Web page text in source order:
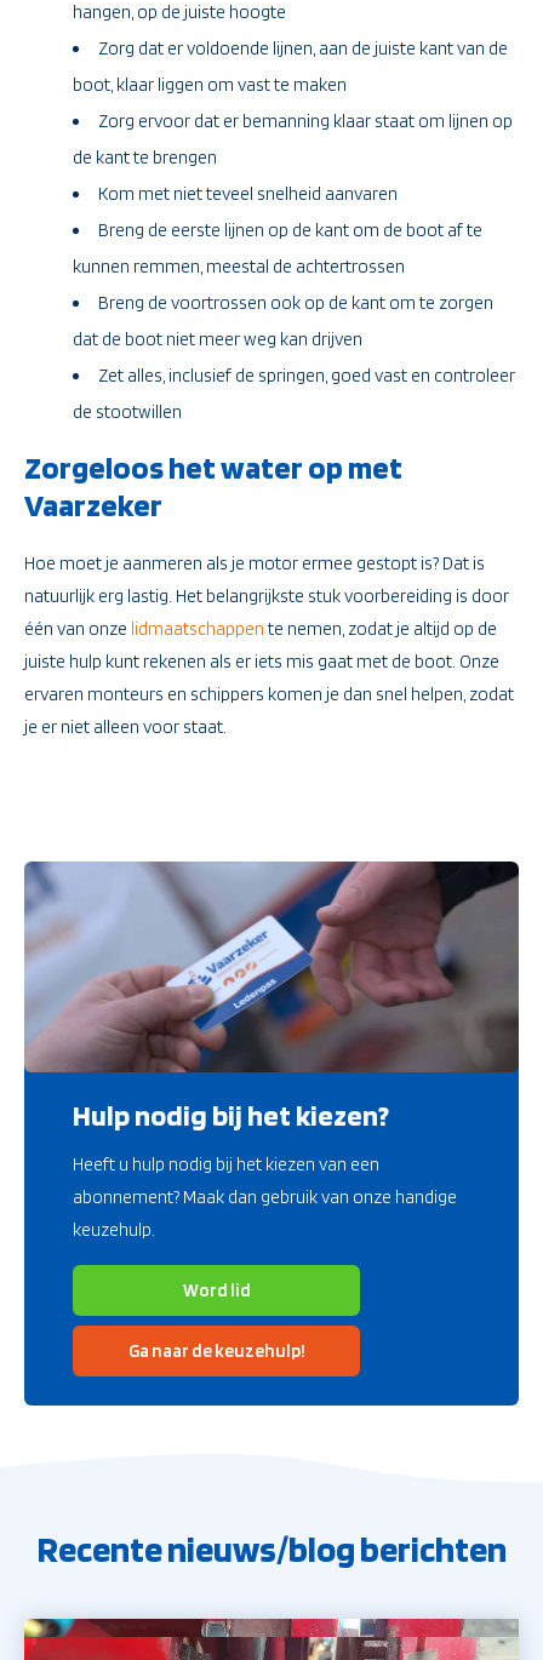
hangen, op de juiste hoogte
Zorg dat er voldoende lijnen, aan de juiste kant van de
boot, klaar liggen om vast te maken
Zorg ervoor dat er bemanning klaar staat om lijnen op
de kant te brengen
Kom met niet teveel snelheid aanvaren
Breng de eerste lijnen op de kant om de boot af te
kunnen remmen, meestal de achtertrossen
Breng de voortrossen ook op de kant om te zorgen
dat de boot niet meer weg kan drijven
Zet alles, inclusief de springen, goed vast en controleer
de stootwillen
Zorgeloos het water op met
Vaarzeker
Hoe moet je aanmeren als je motor ermee gestopt is? Dat is
natuurlijk erg lastig. Het belangrijkste stuk voorbereiding is door
één van onze lidmaatschappente nemen, zodat je altijd op de
juiste hulp kunt rekenen als er iets mis gaat met de boot. Onze
ervaren monteurs en schippers komen je dan snel helpen, zodat
je er niet alleen voor staat.
Hulp nodig bij het kiezen?
Heeft u hulp nodig bij het kiezen van een
abonnement? Maak dan gebruik van onze handige
keuzehulp.
Word lid
Ga naar de keuzehulp!
Recente nieuws/blog berichten